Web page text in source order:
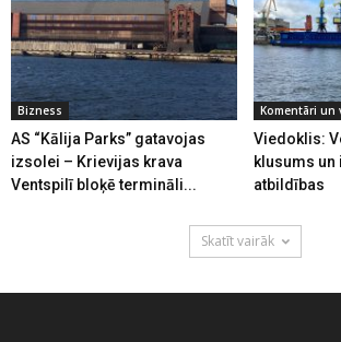
Bizness
AS “Kālija Parks” gatavojas
izsolei – Krievijas krava
Ventspilī bloķē termināli...
Komentāri un
Viedoklis:
klusums un
atbildības
Skatīt vairāk